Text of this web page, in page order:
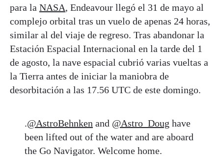
para la NASA, Endeavour llegó el 31 de mayo al
complejo orbital tras un vuelo de apenas 24 horas,
similar al del viaje de regreso. Tras abandonar la
Estación Espacial Internacional en la tarde del 1
de agosto, la nave espacial cubrió varias vueltas a
la Tierra antes de iniciar la maniobra de
desorbitación a las 17.56 UTC de este domingo.
.@AstroBehnken and @Astro_Doug have
been lifted out of the water and are aboard
the Go Navigator. Welcome home.